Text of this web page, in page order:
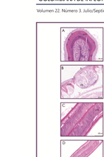
del
artículo